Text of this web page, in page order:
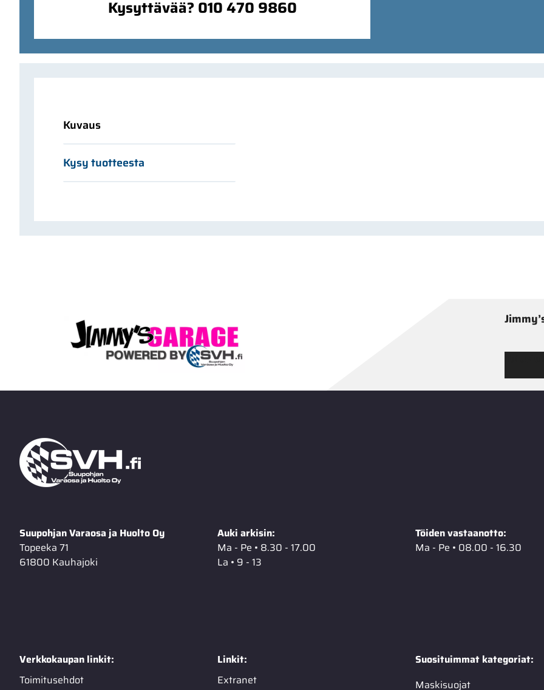
Kysyttävää? 010 470 9860
Kuvaus
Kysy tuotteesta
Suupohjan Varaosa ja Huolto Oy
Topeeka 71
61800 Kauhajoki
Auki arkisin:
Ma - Pe • 8.30 - 17.00
La • 9 - 13
Töiden vastaanotto:
Ma - Pe • 08.00 - 16.30
Verkkokaupan linkit:
Toimitusehdot
Linkit:
Extranet
Suosituimmat kategoriat:
Maskisuojat